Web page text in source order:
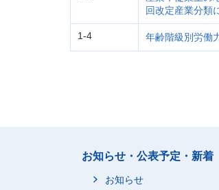
回改定産業分類
1-4 年齢階級別労働
お知らせ・公表予定・新着
お知らせ